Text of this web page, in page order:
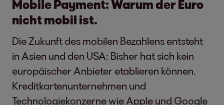
Mobile Payment: Warum der Euro
nicht mobil ist.
Die Zukunft des mobilen Bezahlens entsteht
in Asien und den USA: Bisher hat sich kein
europäischer Anbieter etablieren können.
Kreditkartenunternehmen und
Technologiekonzerne wie Apple und Google